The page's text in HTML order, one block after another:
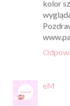
kolor
eM